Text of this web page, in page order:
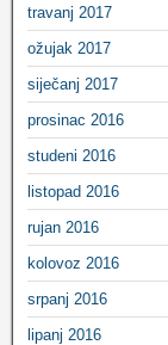
travanj 2017
ožujak 2017
siječanj 2017
prosinac 2016
studeni 2016
listopad 2016
rujan 2016
kolovoz 2016
srpanj 2016
lipanj 2016